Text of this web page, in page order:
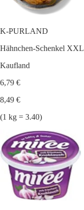
K-PURLAND
Hähnchen-Schenkel XXL
Kaufland
6,79 €
8,49 €
(1 kg = 3.40)